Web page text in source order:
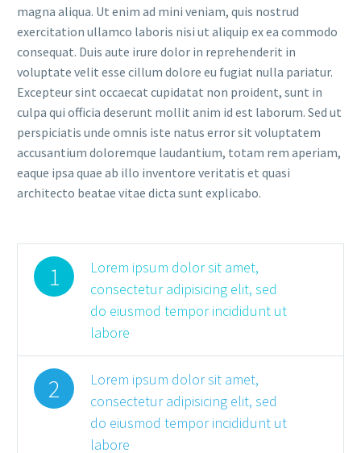
magna aliqua. Ut enim ad mini veniam, quis nostrud
exercitation ullamco laboris nisi ut aliquip ex ea commodo
consequat. Duis aute irure dolor in reprehenderit in
voluptate velit esse cillum dolore eu fugiat nulla pariatur.
Excepteur sint occaecat cupidatat non proident, sunt in
culpa qui officia deserunt mollit anim id est laborum. Sed ut
perspiciatis unde omnis iste natus error sit voluptatem
accusantium doloremque laudantium, totam rem aperiam,
eaque ipsa quae ab illo inventore veritatis et quasi
architecto beatae vitae dicta sunt explicabo.
1
Lorem ipsum dolor sit amet,
consectetur adipisicing elit, sed
do eiusmod tempor incididunt ut
labore
2
Lorem ipsum dolor sit amet,
consectetur adipisicing elit, sed
do eiusmod tempor incididunt ut
labore